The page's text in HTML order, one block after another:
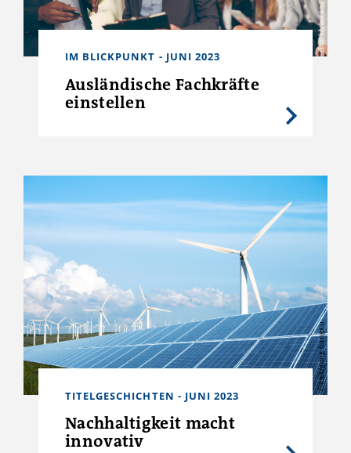
iStock/vladans
IM BLICKPUNKT - JUNI 2023
Ausländische Fachkräfte
einstellen
iStock/gong hangxu
TITELGESCHICHTEN - JUNI 2023
Nachhaltigkeit macht
innovativ